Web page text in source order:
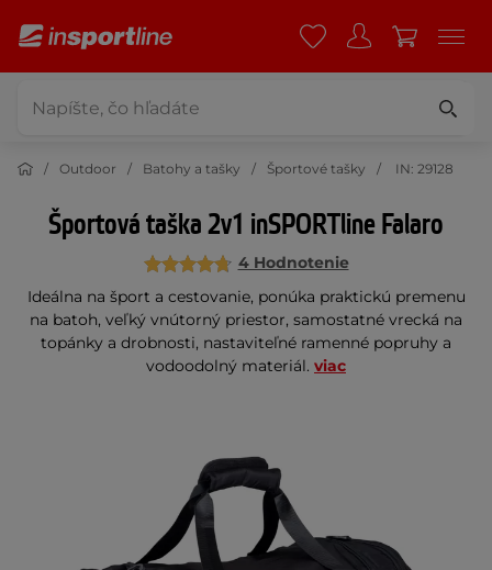
Outdoor Batohy a tašky Športové tašky IN: 29128
Športová taška 2v1 inSPORTline Falaro
4 Hodnotenie
Ideálna na šport a cestovanie, ponúka praktickú premenu
na batoh, veľký vnútorný priestor, samostatné vrecká na
topánky a drobnosti, nastaviteľné ramenné popruhy a
vodoodolný materiál. viac